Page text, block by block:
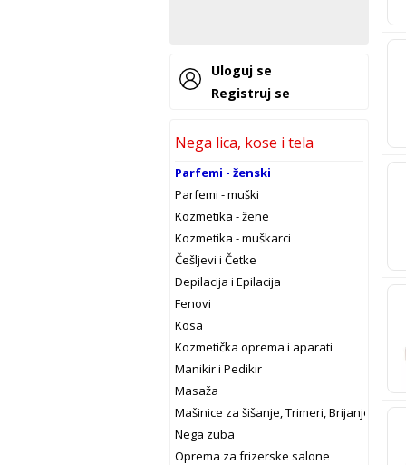
Uloguj se
Registruj se
Nega lica, kose i tela
Parfemi - ženski
Parfemi - muški
Kozmetika - žene
Kozmetika - muškarci
Češljevi i Četke
Depilacija i Epilacija
Fenovi
Kosa
Kozmetička oprema i aparati
Manikir i Pedikir
Masaža
Mašinice za šišanje, Trimeri, Brijanje
Nega zuba
Oprema za frizerske salone